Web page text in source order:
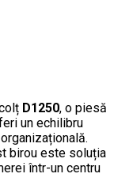
D1250, o piesă
un echilibru
birou este soluția
într-un centru